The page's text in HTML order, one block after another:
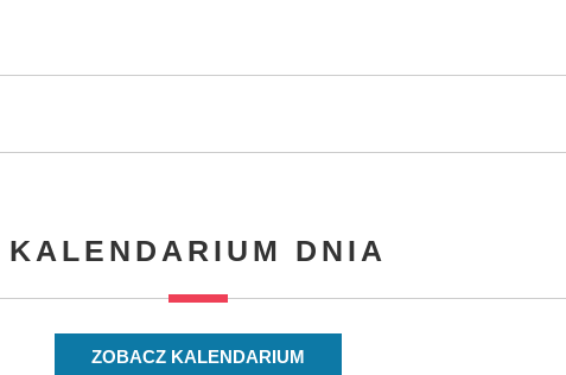
KALENDARIUM DNIA
ZOBACZ KALENDARIUM